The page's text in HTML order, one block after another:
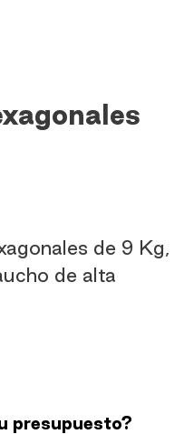
de 9 Kg,
de alta
presupuesto?